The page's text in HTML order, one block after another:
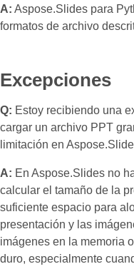
A: Aspose.Slides para
formatos de archivo
Excepciones
Q: Estoy recibiendo una
cargar un archivo PPT
limitación en
A: En Aspose.Slides no
calcular el tamaño de la
suficiente espacio para
presentación y las
imágenes en la memoria
duro, especialmente